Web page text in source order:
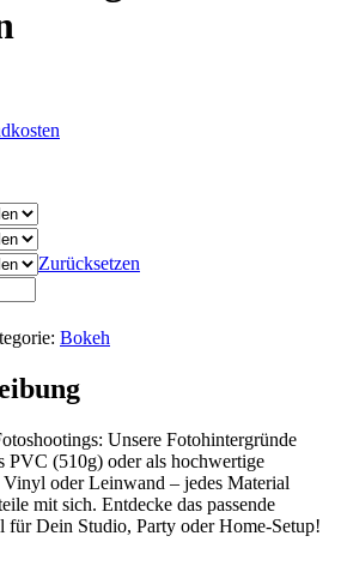
Zurücksetzen
Bokeh
Unsere Fotohintergründe
PVC (510g) oder als hochwertige
oder Leinwand – jedes Material
mit sich. Entdecke das passende
für Dein Studio, Party oder Home-Setup!